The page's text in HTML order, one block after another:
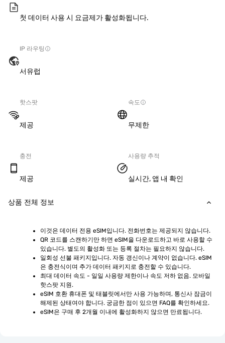
첫 데이터 사용 시 요금제가 활성화됩니다.
IP 라우팅
서유럽
핫스팟
제공
속도
무제한
충전
제공
사용량 추적
실시간, 앱 내 확인
상품 전체 정보
이것은 데이터 전용 eSIM입니다. 전화번호는 제공되지 않습니다.
QR 코드를 스캔하기만 하면 eSIM을 다운로드하고 바로 사용할 수
있습니다. 별도의 활성화 또는 등록 절차는 필요하지 않습니다.
일회성 선불 패키지입니다. 자동 갱신이나 계약이 없습니다. eSIM
은 충전식이며 추가 데이터 패키지로 충전할 수 있습니다.
최대 데이터 속도 - 일일 사용량 제한이나 속도 저하 없음. 모바일
핫스팟 지원.
eSIM 호환 휴대폰 및 태블릿에서만 사용 가능하며, 통신사 잠금이
해제된 상태여야 합니다. 궁금한 점이 있으면 FAQ를 확인하세요.
eSIM은 구매 후 2개월 이내에 활성화하지 않으면 만료됩니다.